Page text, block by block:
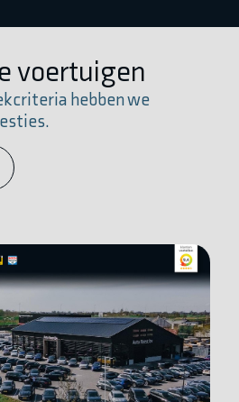
voertuigen
hebben we